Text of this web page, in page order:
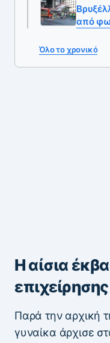
από
Όλο το χρονικό
Η αίσια
επιχείρησης
Παρά την αρχική
γυναίκα άρχισε